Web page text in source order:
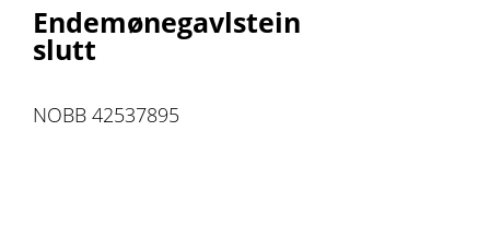
Endemønegavlstein
slutt
NOBB 42537895